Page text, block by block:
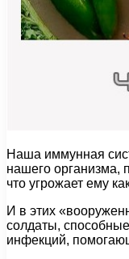
Наша иммунная
нашего организма,
что угрожает ему
И в этих
солдаты,
инфекций,